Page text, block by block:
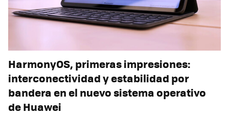
HarmonyOS, primeras impresiones:
interconectividad y estabilidad por
bandera en el nuevo sistema operativo
de Huawei